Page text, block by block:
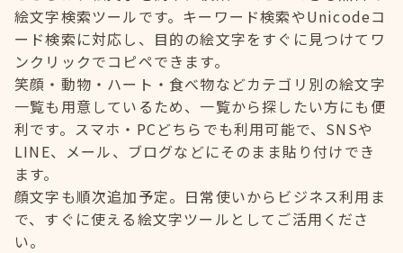
絵文字検索ツールです。キーワード検索やUnicodeコ
ード検索に対応し、目的の絵文字をすぐに見つけてワ
ンクリックでコピペできます。
笑顔・動物・ハート・食べ物などカテゴリ別の絵文字
一覧も用意しているため、一覧から探したい方にも便
利です。スマホ・PCどちらでも利用可能で、SNSや
LINE、メール、ブログなどにそのまま貼り付けでき
ます。
顔文字も順次追加予定。日常使いからビジネス利用ま
で、すぐに使える絵文字ツールとしてご活用くださ
い。